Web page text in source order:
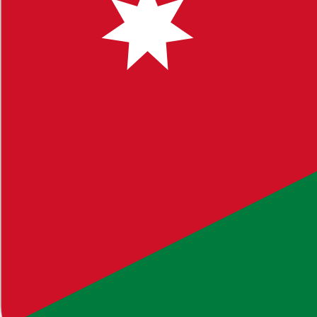
للوصول إلى مواضيع محددة. نشجعكم على ترك تعليقاتكم
أي استفسار أو ملاحظة، لا تتردد في التواصل معنا.